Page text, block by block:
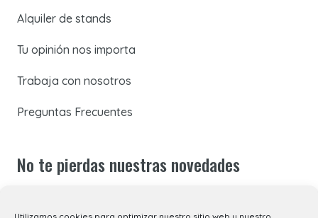
Alquiler de stands
Tu opinión nos importa
Trabaja con nosotros
Preguntas Frecuentes
No te pierdas nuestras novedades